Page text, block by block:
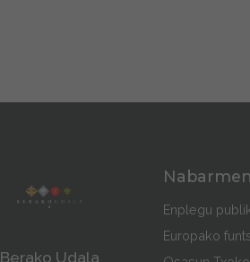
Berako Udala
Enplegu
Europako